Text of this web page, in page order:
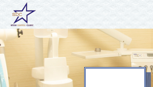
CONCEPT